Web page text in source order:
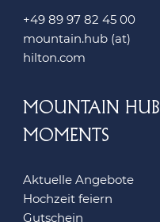
+49 89 97 82 45 00
mountain.hub (at)
hilton.com
MOUNTAIN HUB
MOMENTS
Aktuelle Angebote
Hochzeit feiern
Gutschein